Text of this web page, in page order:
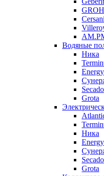
Водяные
Ника
Energy
Secado
Grota
Ника
Energy
Secado
Grota